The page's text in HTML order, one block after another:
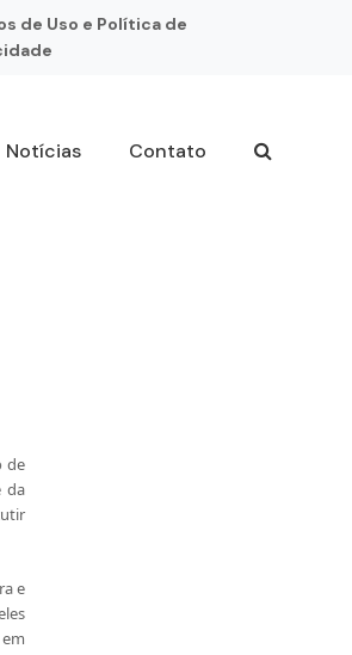
de Uso e Política de
Notícias Contato
de
da
e